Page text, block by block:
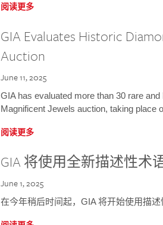
阅读更多
GIA Evaluates Historic
Auction
June 11, 2025
GIA has evaluated more than 30 rare
Magnificent Jewels auction, taking place
阅读更多
GIA 将使用全新描述性术
June 1, 2025
在今年稍后时间起，GIA 将开始使用描